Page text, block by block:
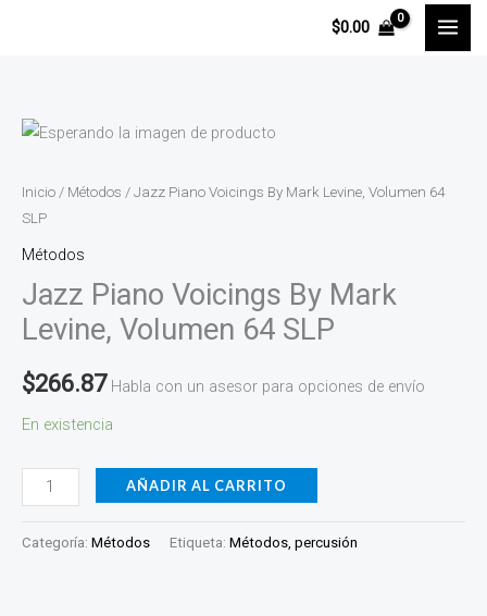
$0.00
Inicio / Métodos / Jazz Piano Voicings By Mark Levine, Volumen 64
SLP
Métodos
Jazz Piano Voicings By Mark
Levine, Volumen 64 SLP
$266.87 Habla con un asesor para opciones de envío
En existencia
Jazz
Voicings
By
Mark
Levine,
Volumen
64
SLP
cantidad
AÑADIR AL CARRITO
Categoría: Métodos Etiqueta: Métodos, percusión